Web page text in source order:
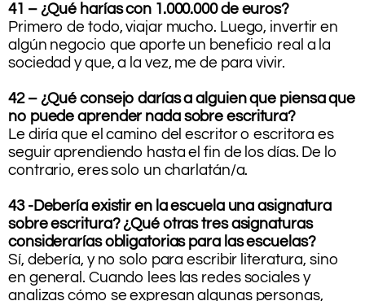
41 – ¿Qué harías con 1.000.000 de euros?
Primero de todo, viajar mucho. Luego, invertir en
algún negocio que aporte un beneficio real a la
sociedad y que, a la vez, me de para vivir.
42 – ¿Qué consejo darías a alguien que piensa que
no puede aprender nada sobre escritura?
Le diría que el camino del escritor o escritora es
seguir aprendiendo hasta el fin de los días. De lo
contrario, eres solo un charlatán/a.
43 -Debería existir en la escuela una asignatura
sobre escritura? ¿Qué otras tres asignaturas
considerarías obligatorias para las escuelas?
Sí, debería, y no solo para escribir literatura, sino
en general. Cuando lees las redes sociales y
analizas cómo se expresan algunas personas,